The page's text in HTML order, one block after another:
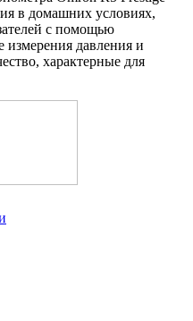
в домашних условиях,
с помощью
давления и
характерные для